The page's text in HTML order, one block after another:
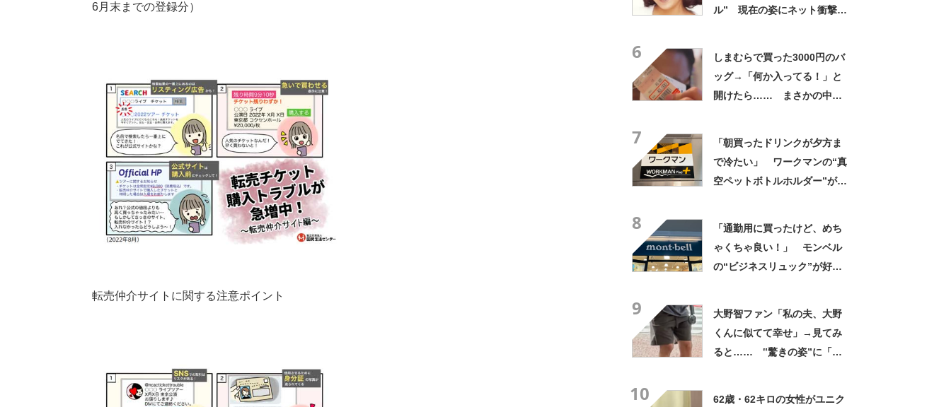
6月末までの登録分）
転売仲介サイトに関する注意ポイント
ル” 現在の姿にネット衝撃
6
しまむらで買った3000円のバ
ッグ→「何か入ってる！」と
開けたら…… まさかの中身
7
「朝買ったドリンクが夕方ま
で冷たい」 ワークマンの“真
空ペットボトルホルダー”が大
8
「通勤用に買ったけど、めち
ゃくちゃ良い！」 モンベル
の“ビジネスリュック”が好
9
大野智ファン「私の夫、大野
くんに似てて幸せ」→見てみ
ると…… ‟驚きの姿”に「最
10
62歳・62キロの女性がユニク